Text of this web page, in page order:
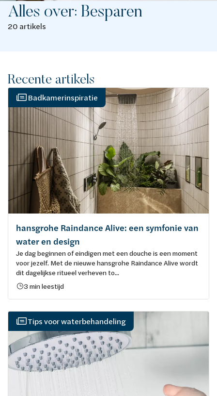
Alles over: Besparen
20 artikels
Recente artikels
Badkamerinspiratie
hansgrohe Raindance Alive: een symfonie van
water en design
Je dag beginnen of eindigen met een douche is een moment
voor jezelf. Met de nieuwe hansgrohe Raindance Alive wordt
dit dagelijkse ritueel verheven to...
3 min leestijd
Tips voor waterbehandeling